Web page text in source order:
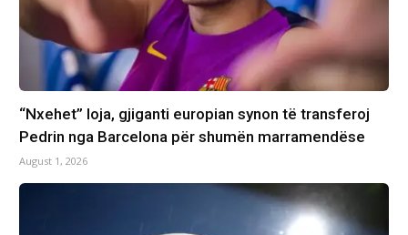
“Nxehet” loja, gjiganti europian synon të transferoj
Pedrin nga Barcelona për shumën marramendëse
August 1, 2026